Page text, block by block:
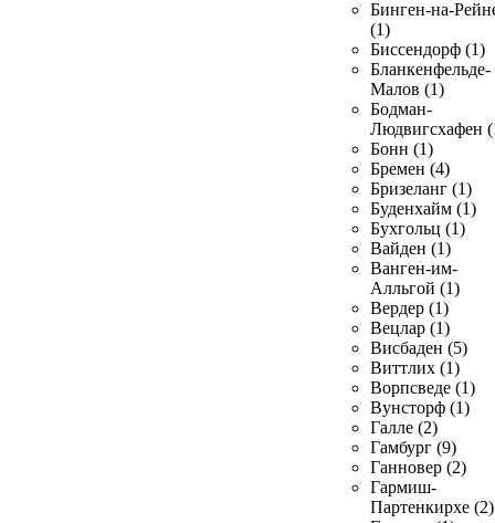
Бинген-на-
(1)
Биссендорф (1)
Бланкенфельде-
Малов (1)
Бодман-
Людвигсхафен
Бонн (1)
Бремен (4)
Бризеланг (1)
Буденхайм (1)
Бухгольц (1)
Вайден (1)
Ванген-им-
Алльгой (1)
Вердер (1)
Вецлар (1)
Висбаден (5)
Виттлих (1)
Ворпсведе (1)
Вунсторф (1)
Галле (2)
Гамбург (9)
Ганновер (2)
Гармиш-
Партенкирхе (2)